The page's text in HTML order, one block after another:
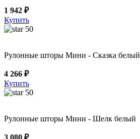
1 942 ₽
Купить
50
Рулонные шторы Мини - Сказка белый
4 266 ₽
Купить
50
Рулонные шторы Мини - Шелк белый
3 080 ₽